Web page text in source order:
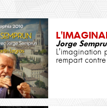
Jorge
L'imagination
rempart